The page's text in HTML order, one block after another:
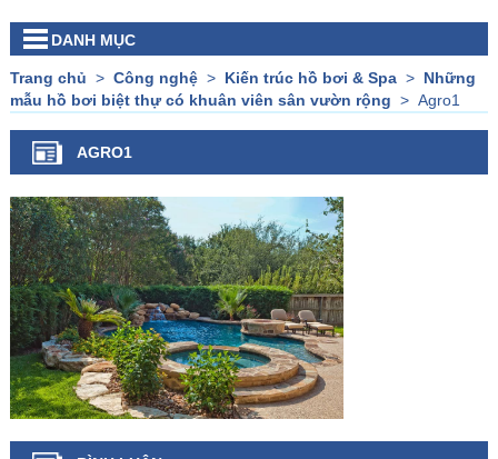
DANH MỤC
Trang chủ > Công nghệ> Kiến trúc hồ bơi & Spa> Những
mẫu hồ bơi biệt thự có khuân viên sân vườn rộng > Agro1
AGRO1